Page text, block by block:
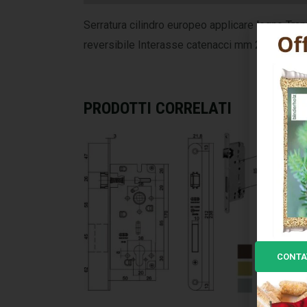
Serratura cilindro europeo applicare legno
reversibile Interasse catenacci mm 25
PRODOTTI CORRELATI